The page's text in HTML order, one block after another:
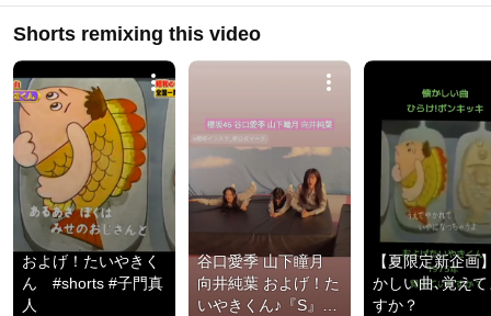
Shorts remixing this video
およげ！たいやきく
ん　#shorts #子門真
人
谷口愛季 山下瞳月
向井純葉 およげ！た
いやきくん♪『S』
【夏限定新企画
かしい曲､覚えて
すか？